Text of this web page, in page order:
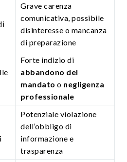
Grave carenza
comunicativa, possibile
disinteresse o mancanza
di preparazione
Forte indizio di
abbandono del
mandato o negligenza
professionale
Potenziale violazione
dell’obbligo di
informazione e
trasparenza